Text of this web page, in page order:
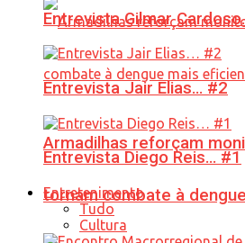
Armadilhas reforçam
tornam combate à
Entrevista Gilmar
Entrevista Jair Elias… #2
Entrevista Diego Reis… #1
Entretenimento
Tudo
Cultura